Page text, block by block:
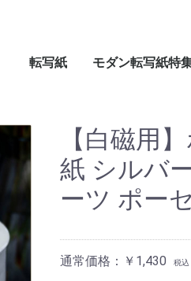
転写紙 モダン転写紙特
【白磁用
紙 シルバ
ーツ ポー
通常価格：￥1,430 税込